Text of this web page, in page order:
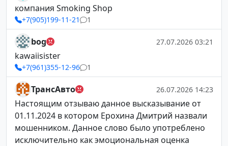
компания Smoking Shop
+7(905)199-11-21 1
bog 27.07.2026 03:21
kawaiisister
+7(961)355-12-96 1
ТрансАвто 26.07.2026 14:23
Настоящим отзываю данное высказывание от
01.11.2024 в котором Ерохина Дмитрий назвали
мошенником. Данное слово было употреблено
исключительно как эмоциональная оценка